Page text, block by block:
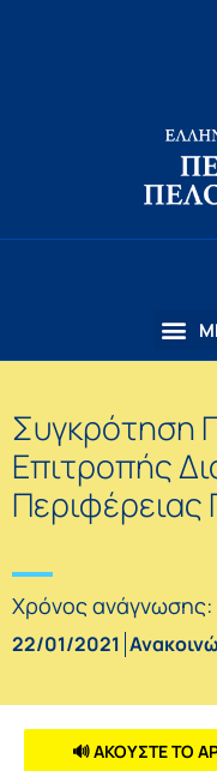
Συγκρότηση
Επιτροπής
Περιφέρειας
Χρόνος ανάγνωσης:
22/01/2021
🔊 ΑΚΟΥΣΤΕ ΤΟ